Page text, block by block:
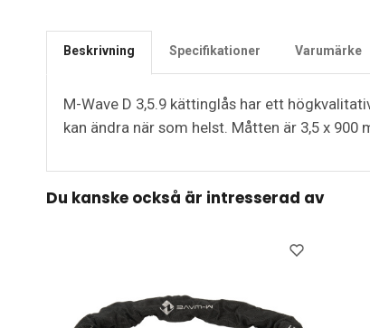
Beskrivning Specifikationer Varumärke
M-Wave D 3,5.9 kättinglås har ett
kan ändra när som helst. Måtten är 3,5 x 900
Du kanske också är intresserad av